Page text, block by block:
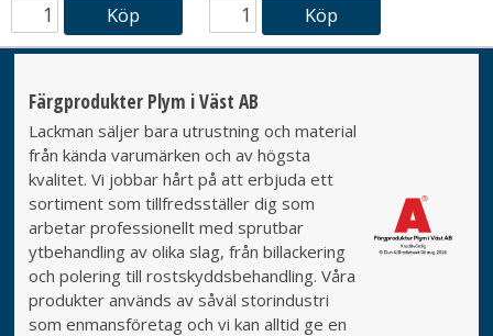
Köp Köp
Färgprodukter Plym i Väst AB
Lackman säljer bara utrustning och material
från kända varumärken och av högsta
kvalitet. Vi jobbar hårt på att erbjuda ett
sortiment som tillfredsställer dig som
arbetar professionellt med sprutbar
ytbehandling av olika slag, från billackering
och polering till rostskyddsbehandling. Våra
produkter används av såväl storindustri
som enmansföretag och vi kan alltid ge en